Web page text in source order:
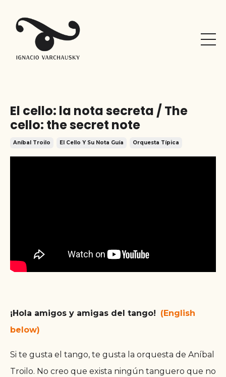
El cello: la nota secreta / The
cello: the secret note
Aníbal Troilo El Cello Y Su Nota Guía Orquesta Típica
¡Hola amigos y amigas del tango! (English
below)
Si te gusta el tango, te gusta la orquesta de Aníbal
Troilo. No creo que exista ningún tanguero que no